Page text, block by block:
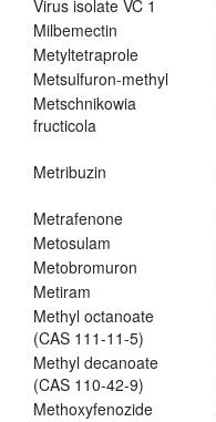
Virus isolate VC 1
Milbemectin
Metyltetraprole
Metsulfuron-methyl
Metschnikowia
fructicola
Metribuzin
Metrafenone
Metosulam
Metobromuron
Metiram
Methyl octanoate
(CAS 111-11-5)
Methyl decanoate
(CAS 110-42-9)
Methoxyfenozide